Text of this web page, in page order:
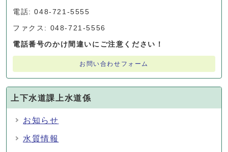
電話: 048-721-5555
ファクス: 048-721-5556
電話番号のかけ間違いにご注意ください！
お問い合わせフォーム
上下水道課上水道係
お知らせ
水質情報